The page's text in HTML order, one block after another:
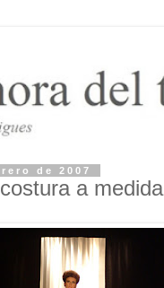
de 2007
a medida